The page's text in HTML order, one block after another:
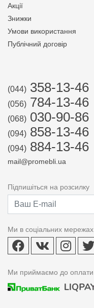
Акції
Знижки
Умови використання
Публічний договір
(044) 358-13-46
(056) 784-13-46
(068) 030-90-86
(094) 858-13-46
(094) 884-13-46
mail@promebli.ua
Підпишіться на розсилку
Ми в соціальних мережах
Ми приймаємо до оплати